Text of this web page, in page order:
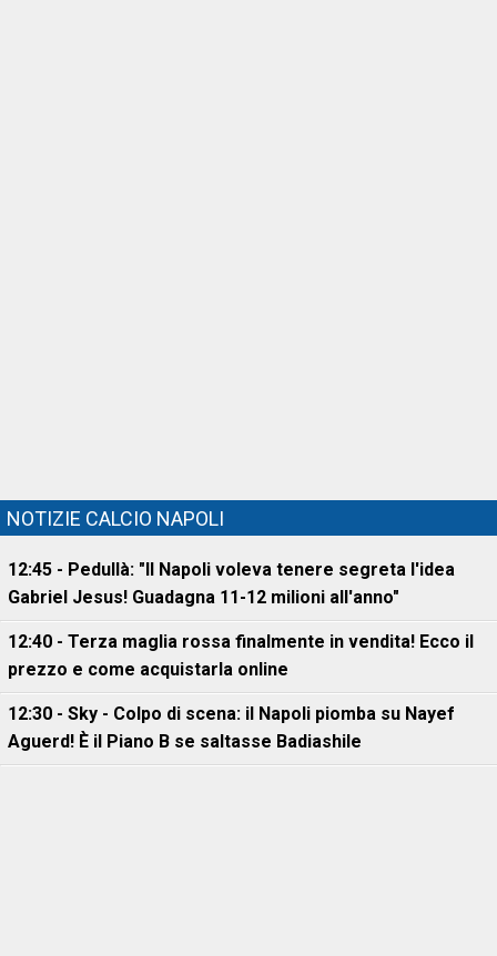
NOTIZIE CALCIO NAPOLI
12:45 - Pedullà: "Il Napoli voleva tenere segreta l'idea
Gabriel Jesus! Guadagna 11-12 milioni all'anno"
12:40 - Terza maglia rossa finalmente in vendita! Ecco il
prezzo e come acquistarla online
12:30 - Sky - Colpo di scena: il Napoli piomba su Nayef
Aguerd! È il Piano B se saltasse Badiashile